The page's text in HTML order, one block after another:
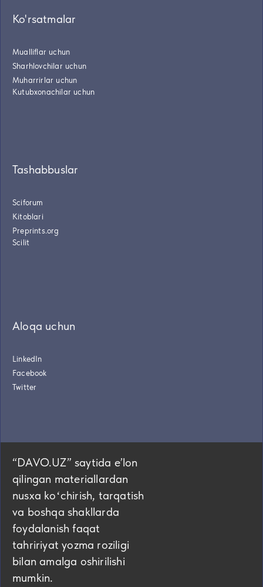
Ko'rsatmalar
Mualliflar uchun
Sharhlovchilar uchun
Muharrirlar uchun
Kutubxonachilar uchun
Tashabbuslar
Sciforum
Kitoblari
Preprints.org
Scilit
Aloqa uchun
LinkedIn
Facebook
Twitter
“DAVO.UZ” saytida eʼlon
qilingan materiallardan
nusxa koʻchirish, tarqatish
va boshqa shakllarda
foydalanish faqat
tahririyat yozma roziligi
bilan amalga oshirilishi
mumkin.